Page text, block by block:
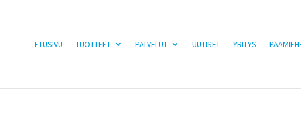
ETUSIVU TUOTTEET PALVELUT UUTISET YRITYS